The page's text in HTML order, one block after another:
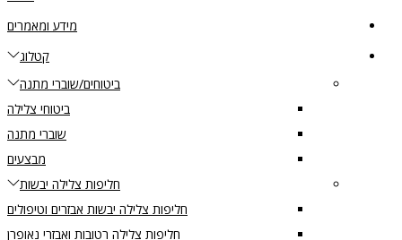
מידע ומאמרים
קטלוג
ביטוחים/שוברי מתנה
ביטוחי צלילה
שוברי מתנה
מבצעים
חליפות צלילה יבשות
חליפות צלילה יבשות אבזרים וטיפולים
חליפות צלילה רטובות ואבזרי נאופרן